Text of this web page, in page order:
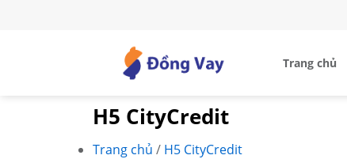
Trang chủ
H5 CityCredit
Trang chủ / H5 CityCredit